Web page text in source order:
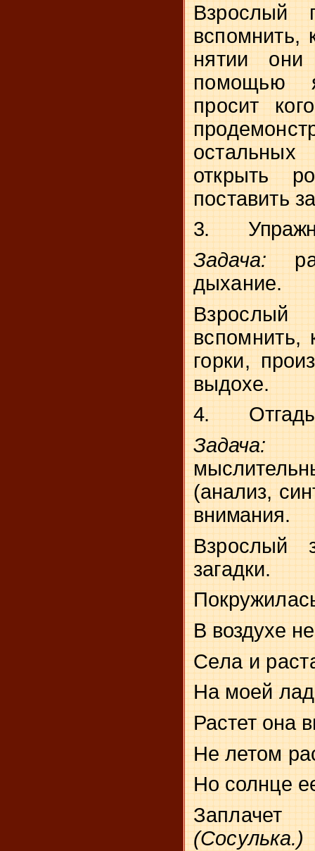
Взрослый
вспомнить,
нятии
помощью
просит
открыть
поставить
3.
Задача:
дыхание.
вспомнить,
горки,
выдохе.
4.
(анализ,
внимания.
Взрослый
загадки.
В воздухе
Села и
На моей
Растет она
Не летом
Но солнце
(Сосулька.)